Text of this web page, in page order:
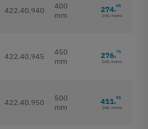
422.40.940
400
mm
274,05
Inkl. moms
422.40.945
450
mm
276,75
Inkl. moms
422.40.950
500
mm
411,95
Inkl. moms